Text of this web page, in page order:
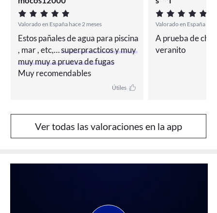
Valorado en España hace 2 meses
Estos pañales de agua para piscina
, mar , etc,… superpracticos y muy
muy muy a prueva de fugas
Muy recomendables
Útiles
Valorado en España
A prueba de
veranito
Ver todas las valoraciones en la app